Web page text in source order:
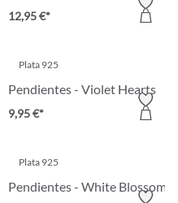
12,95 €*
Plata 925
Pendientes - Violet Hearts
9,95 €*
Plata 925
Pendientes - White Blossom